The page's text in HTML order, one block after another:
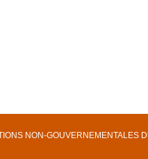
NON-GOUVERNEMENTALES